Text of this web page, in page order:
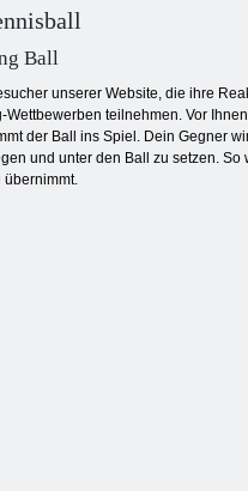
Ball
unserer Website, die ihre
Wettbewerben teilnehmen. Vor
der Ball ins Spiel. Dein Gegner
und unter den Ball zu setzen.
übernimmt.